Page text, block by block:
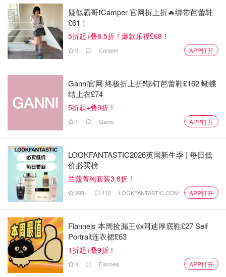
图片来自于@squaremeal ，版权属于原作者
你能不能够想象，将伦敦眼、大笨钟、红色电话亭等伦敦地
以伦敦热门旅游景点和地标建筑为灵感创作的，可以说是来
伦敦旅游必打卡的网红下午茶了！
伦敦景点排名 - 10大必打卡伦敦旅游景
小不列颠晒晒君
3. 草间弥生主题下午茶
疑似霸哥❗️Camper 官网折上折🔥绑带芭蕾鞋
£61！
5折起+叠8.5折！爆款乐福£68！
0 Camper APP打开
Ganni官网 终极折上折❗️铆钉芭蕾鞋£162 蝴蝶
结上衣£74
5折起+叠9折！
1 Ganni APP打开
LOOKFANTASTIC2026英国新生季 | 每日低
价必买榜
兰蔻菁纯套装3.8折！
999+ 112 LOOKFANTASTIC.COM APP打开
Flannels 本周捡漏王👍阿迪厚底鞋£27 Self
Portrait连衣裙£63
1折起+叠9折！
4 Flannels APP打开